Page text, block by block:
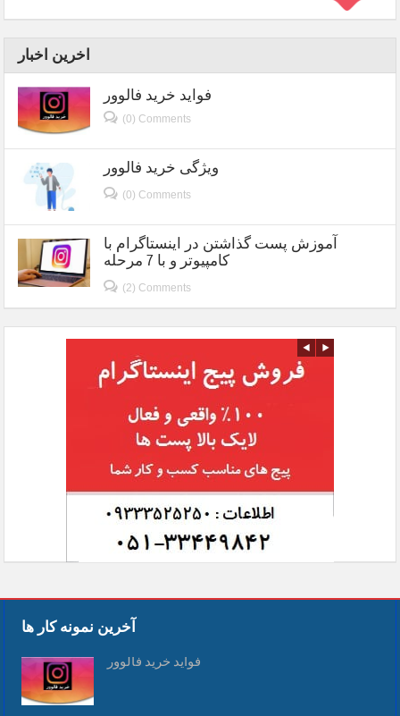
اخرین اخبار
فواید خرید فالوور
(0) Comments
ویژگی خرید فالوور
(0) Comments
آموزش پست گذاشتن در اینستاگرام با
کامپیوتر و با 7 مرحله
(2) Comments
آخرین نمونه کار ها
فواید خرید فالوور